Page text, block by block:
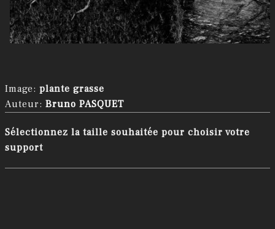
Image: plante grasse
Auteur: Bruno PASQUET
Sélectionnez la taille souhaitée pour choisir votre
support